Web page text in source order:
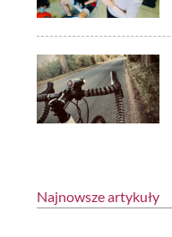
Najnowsze artykuły